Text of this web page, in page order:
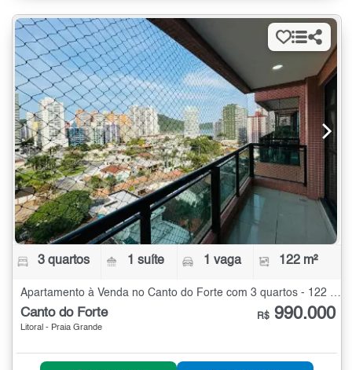
3 quartos 1 suíte 1 vaga 122 m²
Apartamento à Venda no Canto do Forte com 3 quartos - 122 m²
Canto do Forte
Litoral - Praia Grande
R$ 990.000